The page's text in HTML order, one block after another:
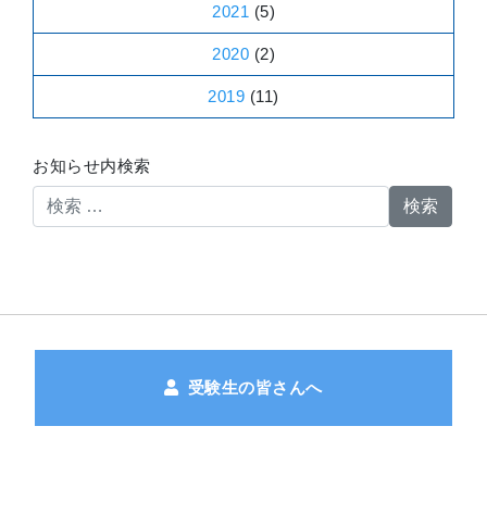
2021 (5)
2020 (2)
2019 (11)
お知らせ内検索
検索
受験生の皆さんへ